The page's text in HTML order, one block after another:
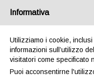
Home Interni
grande punto
Informativa
Utilizziamo i cookie,
informazioni sull’utilizzo
visitatori come specificato
Puoi acconsentirne